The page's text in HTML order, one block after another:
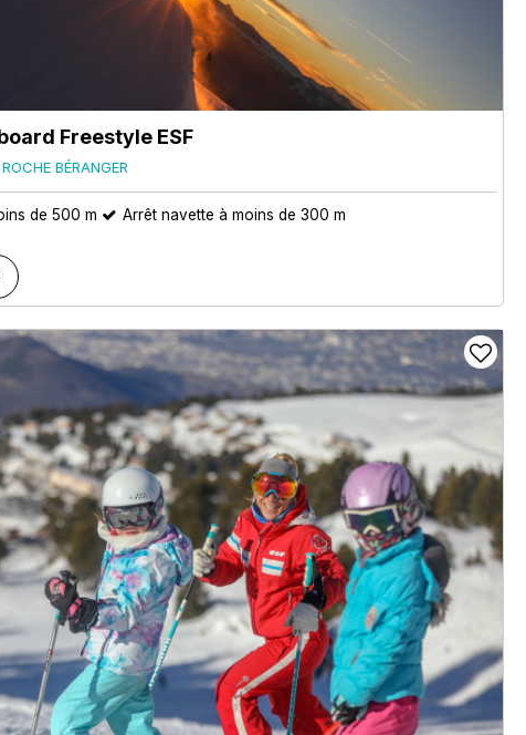
Freestyle ESF
BÉRANGER
de 500 m Arrêt navette à moins de 300 m